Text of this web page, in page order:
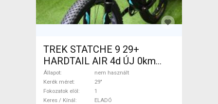
TREK STATCHE 9 29+
HARDTAIL AIR 4d ÚJ 0km
M/L Mountain Bike 29" elöl
teleszkópos nem használt
ELADÓ
Állapot
nem használt
Kerék méret
29"
Fokozatok elöl
1
Keres / Kínál
ELADÓ